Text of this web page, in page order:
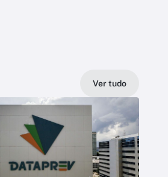
Ver tudo